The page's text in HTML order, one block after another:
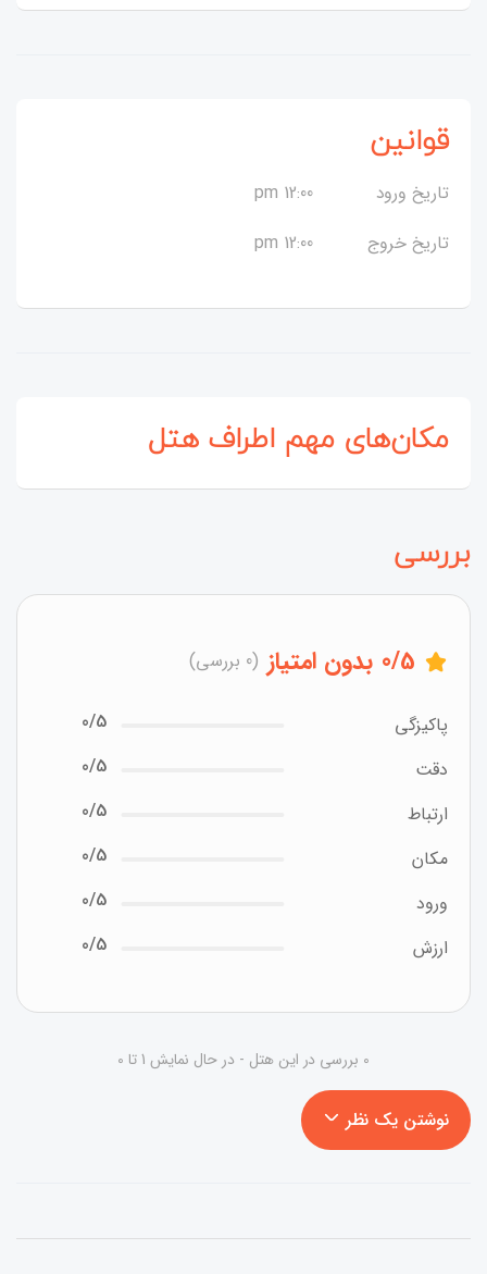
قوانین
تاریخ ورود
12:00 pm
تاریخ خروج
12:00 pm
مکان‌های مهم اطراف هتل
بررسی
0/5 بدون امتیاز (0 بررسی)
پاکیزگی
0/5
دقت
0/5
ارتباط
0/5
مکان
0/5
ورود
0/5
ارزش
0/5
0 بررسی در این هتل - در حال نمایش 1 تا 0
نوشتن یک نظر